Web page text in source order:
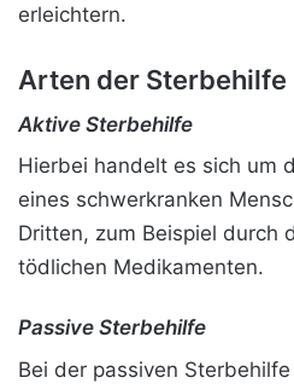
erleichtern.
Arten der Sterbehilfe
Aktive Sterbehilfe
Hierbei handelt es sich um
eines schwerkranken
Dritten, zum Beispiel durch
tödlichen Medikamenten.
Passive Sterbehilfe
Bei der passiven